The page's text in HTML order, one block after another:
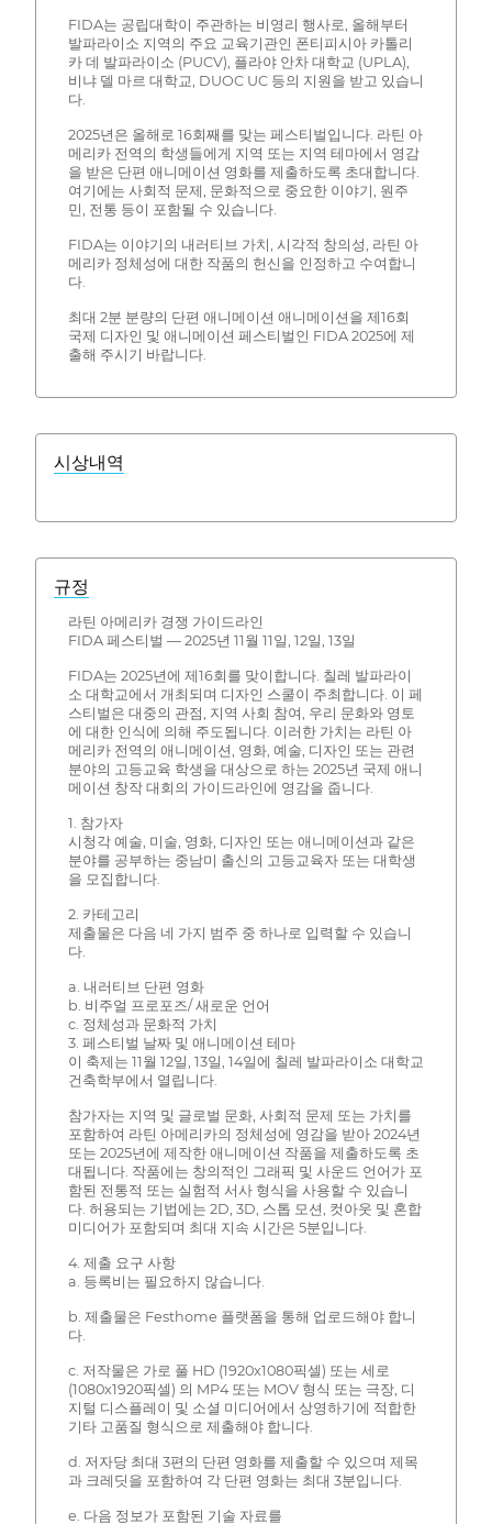
FIDA는 공립대학이 주관하는 비영리 행사로, 올해부터
발파라이소 지역의 주요 교육기관인 폰티피시아 카톨리
카 데 발파라이소 (PUCV), 플라야 안차 대학교 (UPLA),
비냐 델 마르 대학교, DUOC UC 등의 지원을 받고 있습니
다.
2025년은 올해로 16회째를 맞는 페스티벌입니다. 라틴 아
메리카 전역의 학생들에게 지역 또는 지역 테마에서 영감
을 받은 단편 애니메이션 영화를 제출하도록 초대합니다.
여기에는 사회적 문제, 문화적으로 중요한 이야기, 원주
민, 전통 등이 포함될 수 있습니다.
FIDA는 이야기의 내러티브 가치, 시각적 창의성, 라틴 아
메리카 정체성에 대한 작품의 헌신을 인정하고 수여합니
다.
최대 2분 분량의 단편 애니메이션 애니메이션을 제16회
국제 디자인 및 애니메이션 페스티벌인 FIDA 2025에 제
출해 주시기 바랍니다.
시상내역
규정
라틴 아메리카 경쟁 가이드라인
FIDA 페스티벌 — 2025년 11월 11일, 12일, 13일
FIDA는 2025년에 제16회를 맞이합니다. 칠레 발파라이
소 대학교에서 개최되며 디자인 스쿨이 주최합니다. 이 페
스티벌은 대중의 관점, 지역 사회 참여, 우리 문화와 영토
에 대한 인식에 의해 주도됩니다. 이러한 가치는 라틴 아
메리카 전역의 애니메이션, 영화, 예술, 디자인 또는 관련
분야의 고등교육 학생을 대상으로 하는 2025년 국제 애니
메이션 창작 대회의 가이드라인에 영감을 줍니다.
1. 참가자
시청각 예술, 미술, 영화, 디자인 또는 애니메이션과 같은
분야를 공부하는 중남미 출신의 고등교육자 또는 대학생
을 모집합니다.
2. 카테고리
제출물은 다음 네 가지 범주 중 하나로 입력할 수 있습니
다.
a. 내러티브 단편 영화
b. 비주얼 프로포즈/ 새로운 언어
c. 정체성과 문화적 가치
3. 페스티벌 날짜 및 애니메이션 테마
이 축제는 11월 12일, 13일, 14일에 칠레 발파라이소 대학교
건축학부에서 열립니다.
참가자는 지역 및 글로벌 문화, 사회적 문제 또는 가치를
포함하여 라틴 아메리카의 정체성에 영감을 받아 2024년
또는 2025년에 제작한 애니메이션 작품을 제출하도록 초
대됩니다. 작품에는 창의적인 그래픽 및 사운드 언어가 포
함된 전통적 또는 실험적 서사 형식을 사용할 수 있습니
다. 허용되는 기법에는 2D, 3D, 스톱 모션, 컷아웃 및 혼합
미디어가 포함되며 최대 지속 시간은 5분입니다.
4. 제출 요구 사항
a. 등록비는 필요하지 않습니다.
b. 제출물은 Festhome 플랫폼을 통해 업로드해야 합니
다.
c. 저작물은 가로 풀 HD (1920x1080픽셀) 또는 세로
(1080x1920픽셀) 의 MP4 또는 MOV 형식 또는 극장, 디
지털 디스플레이 및 소셜 미디어에서 상영하기에 적합한
기타 고품질 형식으로 제출해야 합니다.
d. 저자당 최대 3편의 단편 영화를 제출할 수 있으며 제목
과 크레딧을 포함하여 각 단편 영화는 최대 3분입니다.
e. 다음 정보가 포함된 기술 자료를